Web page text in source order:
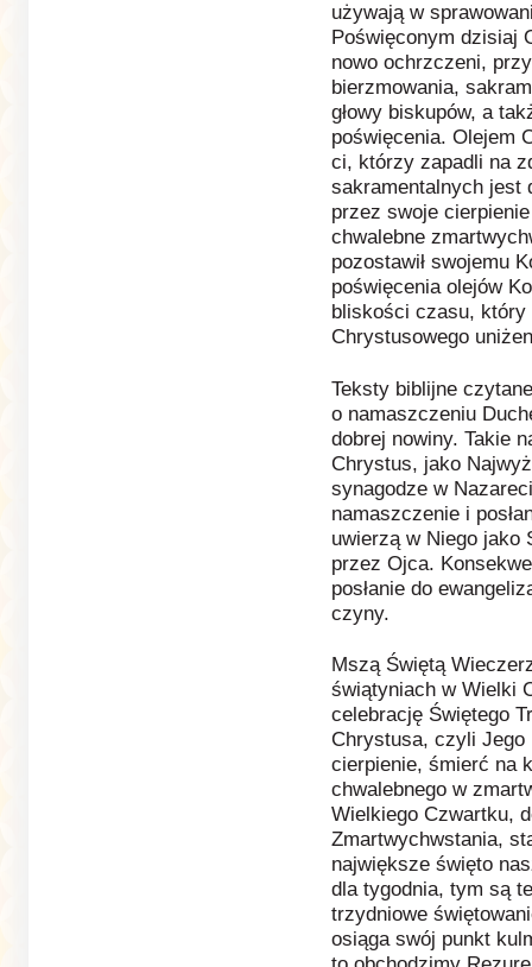
używają w
Poświęconym dzisiaj
nowo ochrzczeni,
bierzmowania,
głowy biskupów, a
poświęcenia. Olejem
ci, którzy zapadli na
sakramentalnych jest
przez swoje
chwalebne
pozostawił swojemu
poświęcenia olejów
bliskości czasu, który
Chrystusowego
Teksty biblijne
o namaszczeniu
dobrej nowiny. Takie
Chrystus, jako
synagodze w
namaszczenie i
uwierzą w Niego jako
przez Ojca.
posłanie do
czyny.
Mszą Świętą
świątyniach w Wielki
celebrację Świętego
Chrystusa, czyli
cierpienie, śmierć na
chwalebnego w
Wielkiego Czwartku,
Zmartwychwstania,
największe święto
dla tygodnia, tym są
trzydniowe
osiąga swój punkt